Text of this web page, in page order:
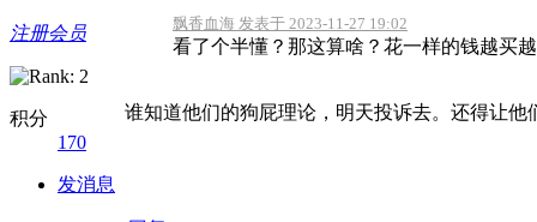
注册会员
积分
170
发消息
飘香血海 发表于 2023-11-27 19:02
看了个半懂？那这算啥？花一样的钱越买
谁知道他们的狗屁理论，明天投诉去。还得让他